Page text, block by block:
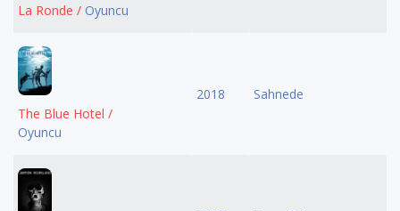
La Ronde / Oyuncu
The Blue Hotel /
Oyuncu
2018 Sahnede